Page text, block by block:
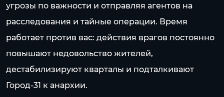
угрозы по важности и отправляя агентов на
расследования и тайные операции. Время
работает против вас: действия врагов постоянно
повышают недовольство жителей,
дестабилизируют кварталы и подталкивают
Город-31 к анархии.